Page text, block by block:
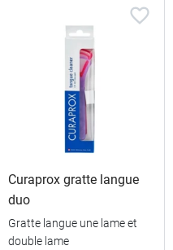
Curaprox gratte langue
duo
Gratte langue une lame et
double lame